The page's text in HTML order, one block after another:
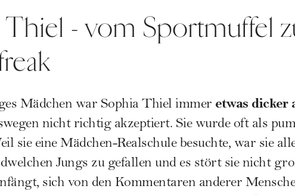
Thiel - vom Sportmuffel
Mädchen war Sophia Thiel immer etwas dicker
nicht richtig akzeptiert. Sie wurde oft als
sie eine Mädchen-Realschule besuchte, war sie
Jungs zu gefallen und es stört sie nicht
sich von den Kommentaren anderer